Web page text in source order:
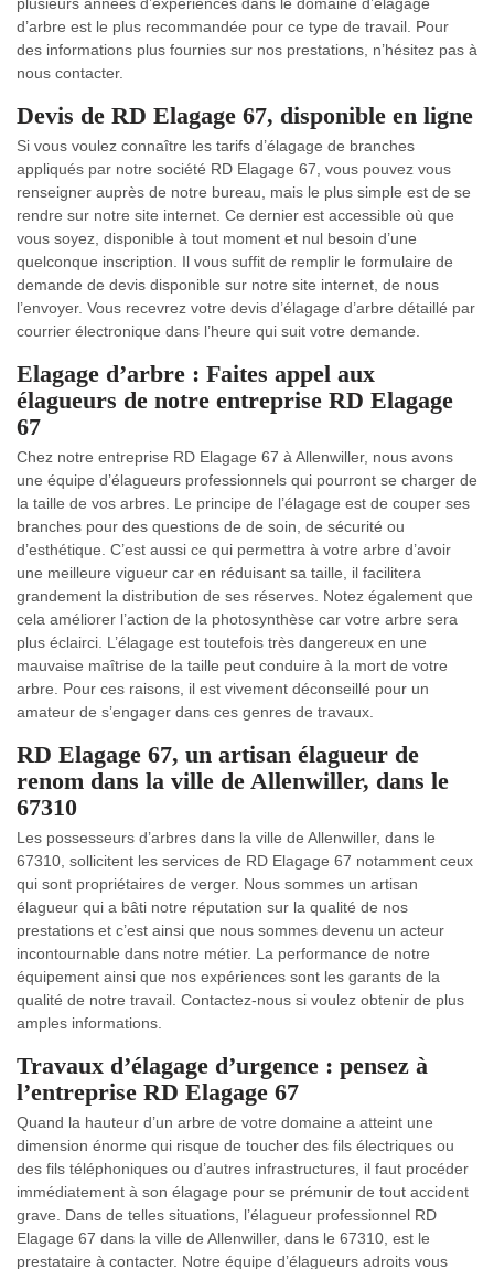
d’arbre est le plus recommandée pour ce type de travail. Pour
des informations plus fournies sur nos prestations, n’hésitez pas à
nous contacter.
Devis de RD Elagage 67, disponible en ligne
Si vous voulez connaître les tarifs d’élagage de branches
appliqués par notre société RD Elagage 67, vous pouvez vous
renseigner auprès de notre bureau, mais le plus simple est de se
rendre sur notre site internet. Ce dernier est accessible où que
vous soyez, disponible à tout moment et nul besoin d’une
quelconque inscription. Il vous suffit de remplir le formulaire de
demande de devis disponible sur notre site internet, de nous
l’envoyer. Vous recevrez votre devis d’élagage d’arbre détaillé par
courrier électronique dans l’heure qui suit votre demande.
Elagage d’arbre : Faites appel aux
élagueurs de notre entreprise RD Elagage
67
Chez notre entreprise RD Elagage 67 à Allenwiller, nous avons
une équipe d’élagueurs professionnels qui pourront se charger de
la taille de vos arbres. Le principe de l’élagage est de couper ses
branches pour des questions de de soin, de sécurité ou
d’esthétique. C’est aussi ce qui permettra à votre arbre d’avoir
une meilleure vigueur car en réduisant sa taille, il facilitera
grandement la distribution de ses réserves. Notez également que
cela améliorer l’action de la photosynthèse car votre arbre sera
plus éclairci. L’élagage est toutefois très dangereux en une
mauvaise maîtrise de la taille peut conduire à la mort de votre
arbre. Pour ces raisons, il est vivement déconseillé pour un
amateur de s’engager dans ces genres de travaux.
RD Elagage 67, un artisan élagueur de
renom dans la ville de Allenwiller, dans le
67310
Les possesseurs d’arbres dans la ville de Allenwiller, dans le
67310, sollicitent les services de RD Elagage 67 notamment ceux
qui sont propriétaires de verger. Nous sommes un artisan
élagueur qui a bâti notre réputation sur la qualité de nos
prestations et c’est ainsi que nous sommes devenu un acteur
incontournable dans notre métier. La performance de notre
équipement ainsi que nos expériences sont les garants de la
qualité de notre travail. Contactez-nous si voulez obtenir de plus
amples informations.
Travaux d’élagage d’urgence : pensez à
l’entreprise RD Elagage 67
Quand la hauteur d’un arbre de votre domaine a atteint une
dimension énorme qui risque de toucher des fils électriques ou
des fils téléphoniques ou d’autres infrastructures, il faut procéder
immédiatement à son élagage pour se prémunir de tout accident
grave. Dans de telles situations, l’élagueur professionnel RD
Elagage 67 dans la ville de Allenwiller, dans le 67310, est le
prestataire à contacter. Notre équipe d’élagueurs adroits vous